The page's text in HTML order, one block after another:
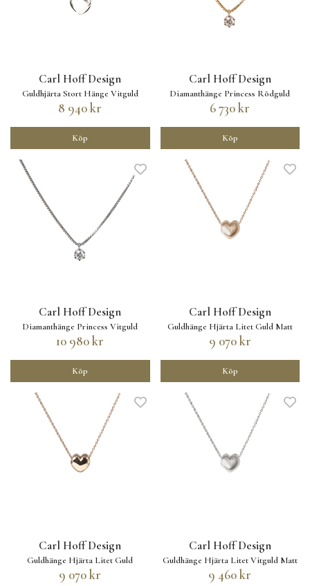
Carl Hoff Design
Guldhjärta Stort Hänge Vitguld
8 940 kr
Köp
Carl Hoff Design
Diamanthänge Princess Rödguld
6 730 kr
Köp
Carl Hoff Design
Diamanthänge Princess Vitguld
10 980 kr
Köp
Carl Hoff Design
Guldhänge Hjärta Litet Guld Matt
9 070 kr
Köp
Carl Hoff Design
Guldhänge Hjärta Litet Guld
9 070 kr
Carl Hoff Design
Guldhänge Hjärta Litet Vitguld Matt
9 460 kr